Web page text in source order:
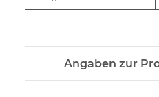
Angaben zur